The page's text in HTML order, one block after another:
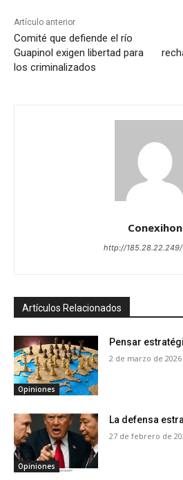
Artículo anterior
Comité que defiende el río
Guapinol exigen libertad para
los criminalizados
Conexihon
http://185.28.22.249/
Artículos Relacionados
Opiniones
Pensar
2 de marzo de 2026
Opiniones
La defensa
27 de febrero de